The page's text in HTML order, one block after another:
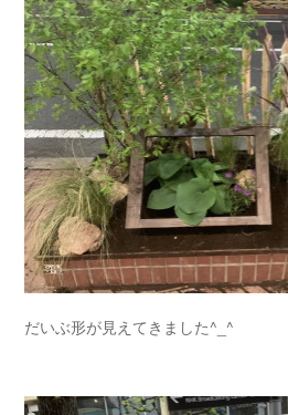
だいぶ形が見えてきました^_^